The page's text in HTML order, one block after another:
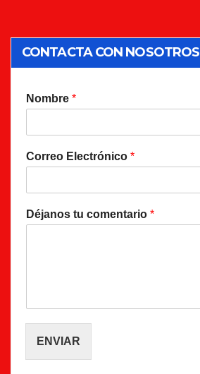
CONTACTA CON NOSOTROS
Nombre *
Correo Electrónico *
Déjanos tu comentario *
ENVIAR